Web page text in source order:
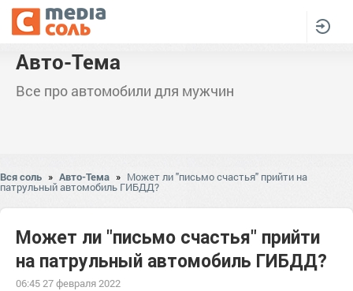
Авто-Тема
Все про автомобили для мужчин
Вся соль » Авто-Тема » Может ли "письмо счастья" прийти на
патрульный автомобиль ГИБДД?
Может ли "письмо счастья" прийти
на патрульный автомобиль ГИБДД?
06:45 27 февраля 2022